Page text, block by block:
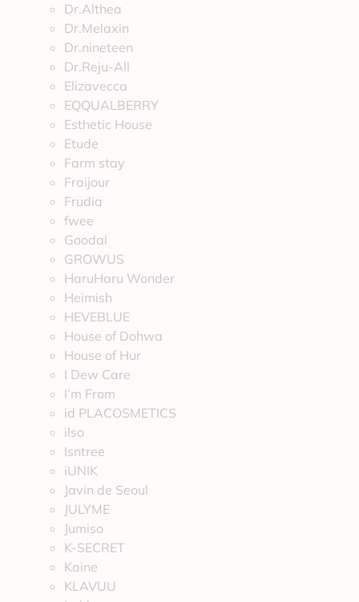
Dr.Althea
Dr.Melaxin
Dr.nineteen
Dr.Reju-All
Elizavecca
EQQUALBERRY
Esthetic House
Etude
Farm stay
Fraijour
Frudia
fwee
Goodal
GROWUS
HaruHaru Wonder
Heimish
HEVEBLUE
House of Dohwa
House of Hur
I Dew Care
I’m From
id PLACOSMETICS
ilso
Isntree
iUNIK
Javin de Seoul
JULYME
Jumiso
K-SECRET
Kaine
KLAVUU